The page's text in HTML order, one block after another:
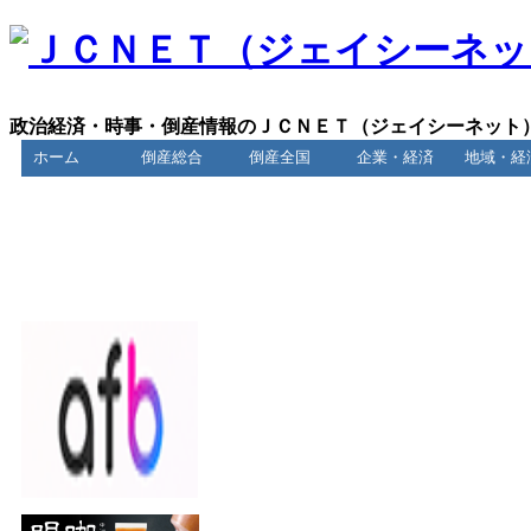
政治経済・時事・倒産情報のＪＣＮＥＴ（ジェイシーネット）
ホーム 倒産総合 倒産全国 企業・経済 地域・経